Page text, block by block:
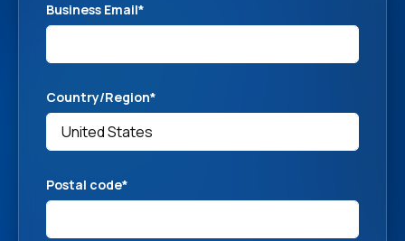
Business Email*
Country/Region*
Postal code*